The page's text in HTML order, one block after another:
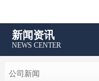
新闻资讯
NEWS CENTER
公司新闻